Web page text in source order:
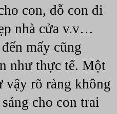
con, dỗ con đi
nhà cửa v.v…
mấy cũng
như thực tế. Một
vậy rõ ràng không
cho con trai